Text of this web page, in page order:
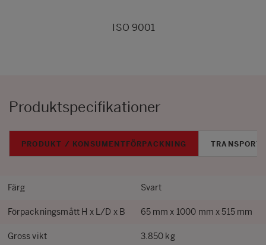
ISO 9001
Produktspecifikationer
PRODUKT / KONSUMENTFÖRPACKNING
Färg Svart
Förpackningsmått H x L/D x B 65 mm x 1000 mm x 515 mm
Gross vikt 3.850 kg